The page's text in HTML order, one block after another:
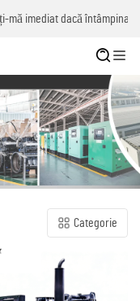
probleme!
Categorie